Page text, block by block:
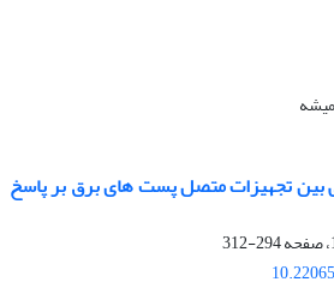
بین تجهیزات متصل پست های برق بر پاسخ
294-312